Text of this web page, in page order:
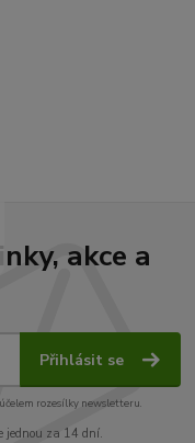
akce a
Přihlásit se
rozesílky newsletteru.
jednou za 14 dní.